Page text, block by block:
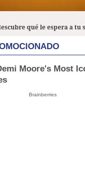
qué le espera a tu
Moore's Most
Brainberries